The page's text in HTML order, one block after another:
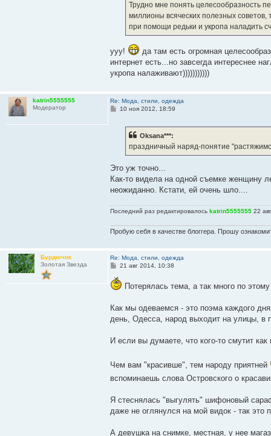
Трудно мне понять целесообразность
миллионы всяческих полезных советов,
при помощи редьки и укропа наладить
ууу!
да там есть огромная
интернет есть...но завсегда интереснее
укропа налаживают)))))))))))
katrin5555555
Модератор
Re: Мода, стили, одежда
С
е
10 ноя 2012, 18:59
Oksana***:
праздничный наряд-понятие
Это уж точно...
Как-то видела на одной съемке женщину
неожиданно. Кстати, ей очень шло....
Последний раз редактировалось katrin5555555 22
Пробую себя в качестве блоггера. Прошу
Бурдючок
Золотая Звезда
Re: Мода, стили, одежда
С
о
б
н
е
21 авг 2014, 10:38
Потерялась тема, а так много по
Как мы одеваемся - это поэма каждого
день, Одесса, народ выходит на улицы, в
И если вы думаете, что кого-то смутит
Чем вам "красивше", тем народу приятней
вспоминаешь слова Островского о
Я стеснялась "выгулять" шифоновый
даже не оглянулся на мой видок - так это
А девушка на снимке, местная, у нее